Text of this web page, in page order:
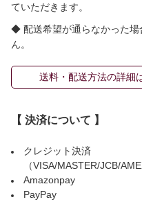
ていただきます。
◆ 配送希望が通らなかった場
ん。
送料・配送方法の詳細
【 決済について 】
クレジット決済
（VISA/MASTER/JCB/
Amazonpay
PayPay